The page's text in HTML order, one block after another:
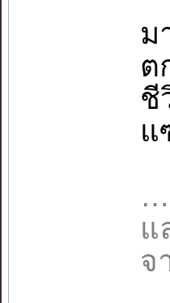
ม
ต
ชี
แ
…
แ
จ